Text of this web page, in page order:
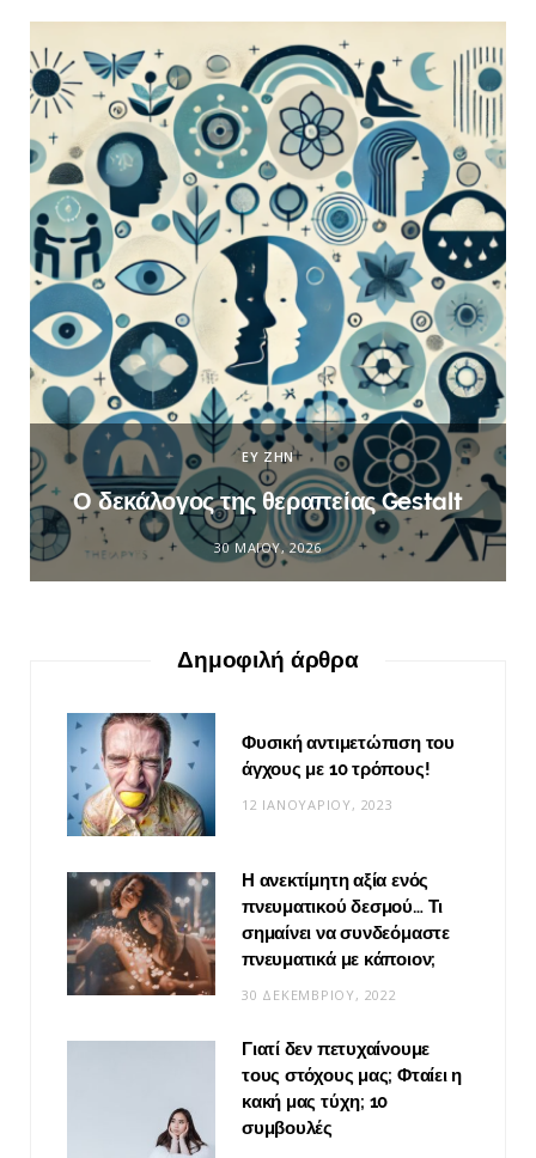
ΕΥ ΖΗΝ
Ο δεκάλογος της θεραπείας Gestalt
30 ΜΑΪ́ΟΥ, 2026
Δημοφιλή άρθρα
Φυσική αντιμετώπιση του
άγχους με 10 τρόπους!
12 ΙΑΝΟΥΑΡΊΟΥ, 2023
Η ανεκτίμητη αξία ενός
πνευματικού δεσμού… Τι
σημαίνει να συνδεόμαστε
πνευματικά με κάποιον;
30 ΔΕΚΕΜΒΡΊΟΥ, 2022
Γιατί δεν πετυχαίνουμε
τους στόχους μας; Φταίει η
κακή μας τύχη; 10
συμβουλές